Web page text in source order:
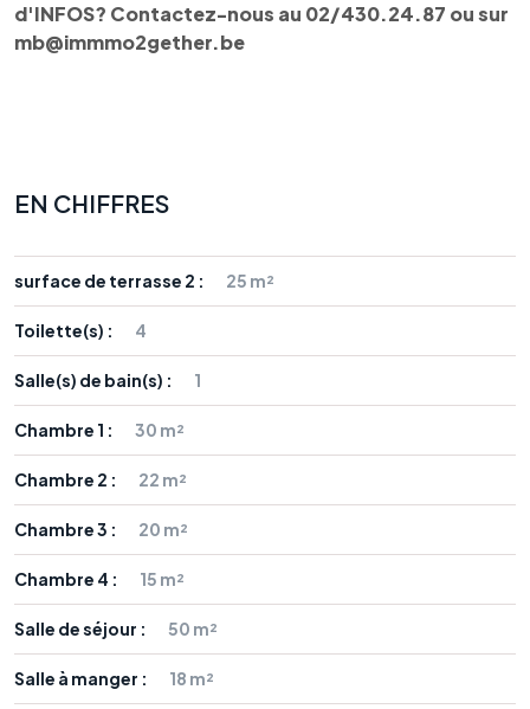
d'INFOS? Contactez-nous au 02/430.24.87 ou sur
mb@immmo2gether.be
EN CHIFFRES
surface de terrasse 2 : 25 m²
Toilette(s) : 4
Salle(s) de bain(s) : 1
Chambre 1 : 30 m²
Chambre 2 : 22 m²
Chambre 3 : 20 m²
Chambre 4 : 15 m²
Salle de séjour : 50 m²
Salle à manger : 18 m²